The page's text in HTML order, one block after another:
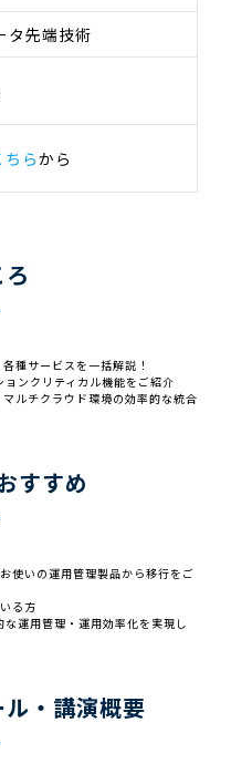
タ先端技術
ちらから
種サービスを一括解説！
ンクリティカル機能をご紹介
ルチクラウド環境の効率的な統合
すすめ
使いの運用管理製品から移行をご
る方
運用管理・運用効率化を実現し
・講演概要